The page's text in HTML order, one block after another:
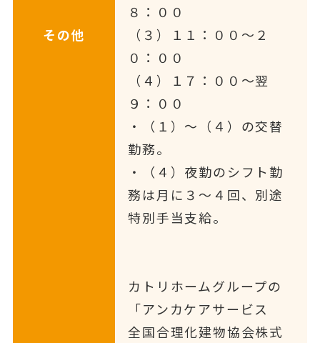
その他
８：００
（３）１１：００～２
０：００
（４）１７：００～翌
９：００
・（１）～（４）の交替
勤務。
・（４）夜勤のシフト勤
務は月に３～４回、別途
特別手当支給。
カトリホームグループの
「アンカケアサービス
全国合理化建物協会株式